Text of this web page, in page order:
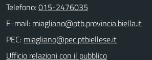
Telefono:015-2476035
E-mail:
PEC:
Ufficio relazioni con il pubblico